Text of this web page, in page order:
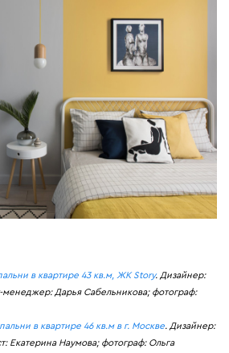
в квартире 43 кв.м, ЖК Story. Дизайнер:
менеджер: Дарья Сабельникова; фотограф:
в квартире 46 кв.м в г. Москве. Дизайнер:
Екатерина Наумова; фотограф: Ольга